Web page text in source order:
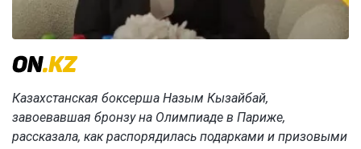
Казахстанская боксерша Назым Кызайбай,
завоевавшая бронзу на Олимпиаде в Париже,
рассказала, как распорядилась подарками и призовыми